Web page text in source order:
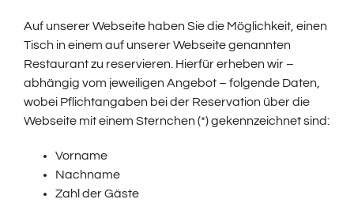
Auf unserer Webseite haben Sie die Möglichkeit, einen
Tisch in einem auf unserer Webseite genannten
Restaurant zu reservieren. Hierfür erheben wir –
abhängig vom jeweiligen Angebot – folgende Daten,
wobei Pflichtangaben bei der Reservation über die
Webseite mit einem Sternchen (*) gekennzeichnet sind:
Vorname
Nachname
Zahl der Gäste